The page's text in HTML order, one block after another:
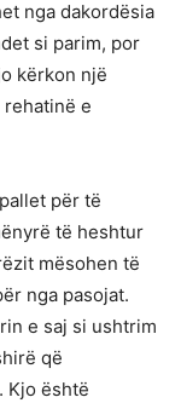
nga dakordësia
si parim, por
kërkon një
e
për të
të heshtur
mësohen të
nga pasojat.
e saj si ushtrim
që
Kjo është